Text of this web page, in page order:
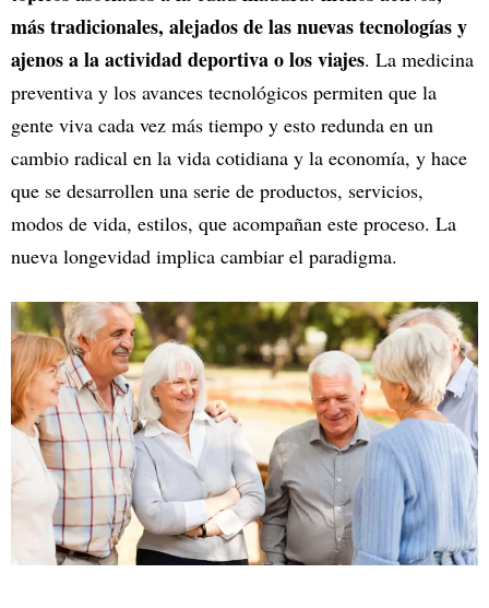
más tradicionales, alejados de las nuevas tecnologías y
ajenos a la actividad deportiva o los viajes. La medicina
preventiva y los avances tecnológicos permiten que la
gente viva cada vez más tiempo y esto redunda en un
cambio radical en la vida cotidiana y la economía, y hace
que se desarrollen una serie de productos, servicios,
modos de vida, estilos, que acompañan este proceso. La
nueva longevidad implica cambiar el paradigma.